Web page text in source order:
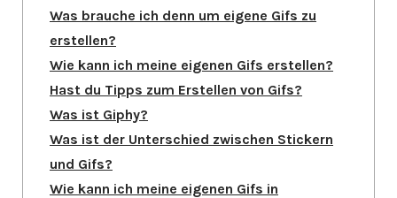
Was brauche ich denn um eigene Gifs zu
erstellen?
Wie kann ich meine eigenen Gifs erstellen?
Hast du Tipps zum Erstellen von Gifs?
Was ist Giphy?
Was ist der Unterschied zwischen Stickern
und Gifs?
Wie kann ich meine eigenen Gifs in